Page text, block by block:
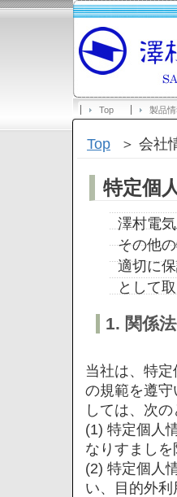
Top 製品情
Top ＞ 会社
特定個
澤村電
その他
適切に
として
1. 関係
当社は、特
の規範を遵
しては、次の
(1) 特定個人
なりすまし
(2) 特定個人
い、目的外利